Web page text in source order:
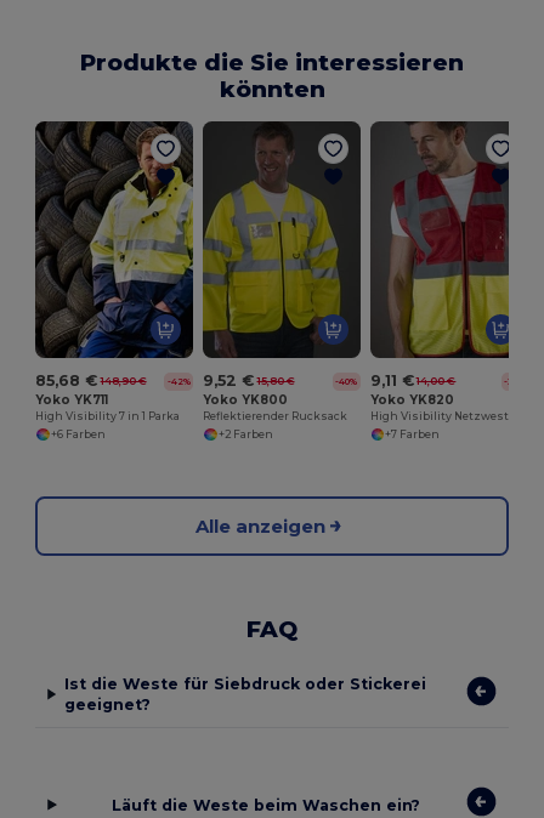
Produkte die Sie interessieren
könnten
85,68 € 148,90 € -42%
Yoko YK711
High Visibility 7 in 1 Parka
+6 Farben
9,52 € 15,80 € -40%
Yoko YK800
Reflektierender Rucksack
+2 Farben
9,11 € 14,00 € -35%
Yoko YK820
High Visibility Netzweste
+7 Farben
Alle anzeigen
FAQ
Ist die Weste für Siebdruck oder Stickerei
geeignet?
Läuft die Weste beim Waschen ein?